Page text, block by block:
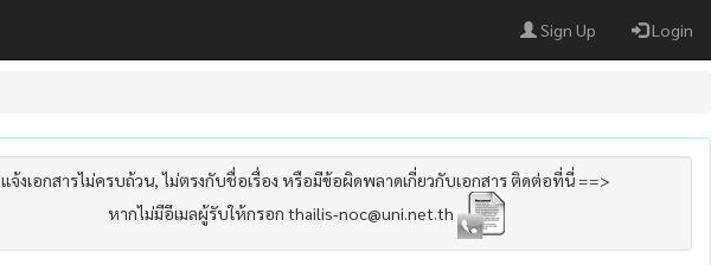
Sign Up Login
แจ้งเอกสารไม่ครบถ้วน, ไม่ตรงกับชื่อเรื่อง หรือมีข้อผิดพลาดเกี่ยวกับเอกสาร ติดต่อที่นี่ ==>
หากไม่มีอีเมลผู้รับให้กรอก thailis-noc@uni.net.th